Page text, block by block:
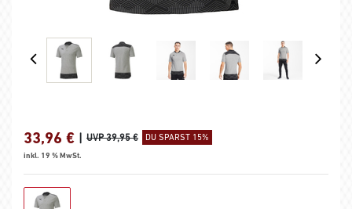
33,96 € | UVP 39,95 € DU SPARST 15%
inkl. 19 % MwSt.